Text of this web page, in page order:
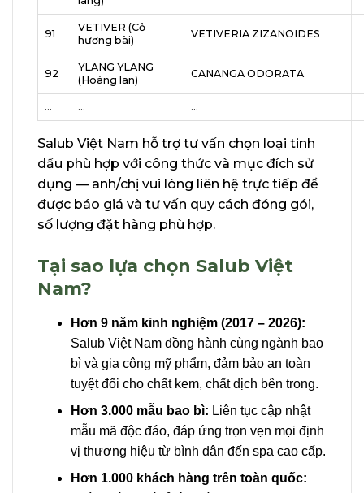
91
VETIVER (Cỏ
hương bài)
VETIVERIA ZIZANOIDES
92
YLANG YLANG
(Hoàng lan)
CANANGA ODORATA
… … …
Salub Việt Nam hỗ trợ tư vấn chọn loại tinh
dầu phù hợp với công thức và mục đích sử
dụng — anh/chị vui lòng liên hệ trực tiếp để
được báo giá và tư vấn quy cách đóng gói,
số lượng đặt hàng phù hợp.
Tại sao lựa chọn Salub Việt
Nam?
Hơn 9 năm kinh nghiệm (2017 – 2026):
Salub Việt Nam đồng hành cùng ngành bao
bì và gia công mỹ phẩm, đảm bảo an toàn
tuyệt đối cho chất kem, chất dịch bên trong.
Hơn 3.000 mẫu bao bì: Liên tục cập nhật
mẫu mã độc đáo, đáp ứng trọn vẹn mọi định
vị thương hiệu từ bình dân đến spa cao cấp.
Hơn 1.000 khách hàng trên toàn quốc: